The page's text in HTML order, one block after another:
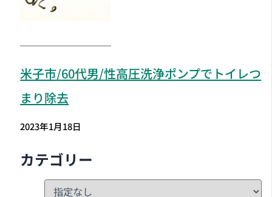
米子市/60代男/性高圧洗浄ポンプでトイレつ
まり除去
2023年1月18日
カテゴリー